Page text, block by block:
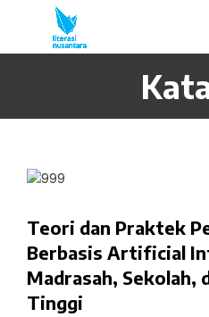
Teori dan Praktek
Berbasis Artificial
Madrasah, Sekolah,
Tinggi